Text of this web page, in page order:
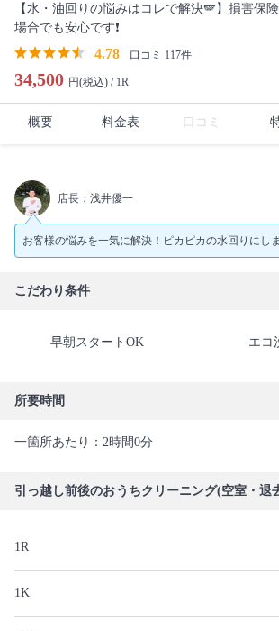
【水・油回りの悩みはコレで解決🪽】損害保
場合でも安心です❗️
4.78 口コミ 117件
34,500 円(税込) / 1R
概要 料金表 口コミ
店長：浅井優一
お客様の悩みを一気に解決！ピカピカの水回りにし
こだわり条件
早朝スタートOK エコ
所要時間
一箇所あたり：2時間0分
引っ越し前後のおうちクリーニング(空室・退
1R
1K